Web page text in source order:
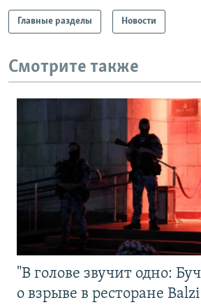
Главные разделы Новости
Смотрите также
"В голове звучит одно:
о взрыве в ресторане